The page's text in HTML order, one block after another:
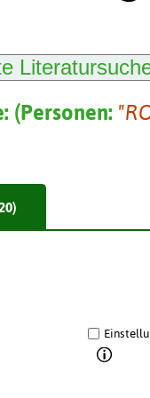
(Personen: